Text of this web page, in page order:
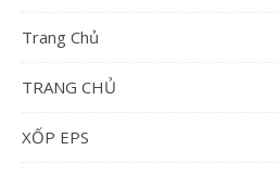
Trang Chủ
TRANG CHỦ
XỐP EPS